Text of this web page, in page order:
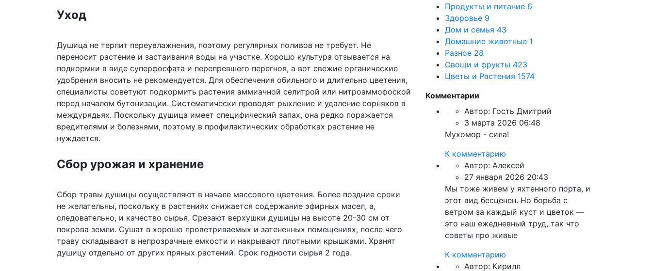
Уход
Душица не терпит переувлажнения, поэтому регулярных поливов не требует. Не
переносит растение и застаивания воды на участке. Хорошо культура отзывается на
подкормки в виде суперфосфата и перепревшего перегноя, а вот свежие органические
удобрения вносить не рекомендуется. Для обеспечения обильного и длительно цветения,
специалисты советуют подкормить растения аммиачной селитрой или нитроаммофоской
перед началом бутонизации. Систематически проводят рыхление и удаление сорняков в
междурядьях. Поскольку душица имеет специфический запах, она редко поражается
вредителями и болезнями, поэтому в профилактических обработках растение не
нуждается.
Сбор урожая и хранение
Сбор травы душицы осуществляют в начале массового цветения. Более поздние сроки
не желательны, поскольку в растениях снижается содержание эфирных масел, а,
следовательно, и качество сырья. Срезают верхушки душицы на высоте 20-30 см от
покрова земли. Сушат в хорошо проветриваемых и затененных помещениях, после чего
траву складывают в непрозрачные емкости и накрывают плотными крышками. Хранят
душицу отдельно от других пряных растений. Срок годности сырья 2 года.
Продукты и питание 6
Здоровье 9
Дом и семья 43
Домашние животные 1
Разное 28
Овощи и фрукты 423
Цветы и Растения 1574
Комментарии
Автор: Гость Дмитрий
3 марта 2026 06:48
Мухомор - сила!
К комментарию
Автор: Алексей
27 января 2026 20:43
Мы тоже живем у яхтенного порта, и
этот вид бесценен. Но борьба с
ветром за каждый куст и цветок —
это наш ежедневный труд, так что
советы про живые
К комментарию
Автор: Кирилл